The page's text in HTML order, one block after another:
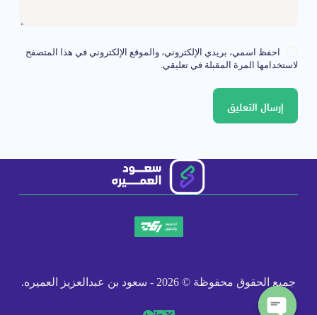
احفظ اسمي، بريدي الإلكتروني، والموقع الإلكتروني في هذا المتصفح
لاستخدامها المرة المقبلة في تعليقي.
إرسال التعليق
جميع الحقوق محفوظة © 2026 - سعود بن عبدالعزيز العميره.